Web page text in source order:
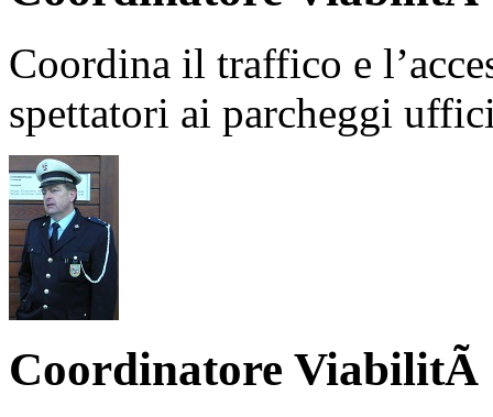
Coordina il traffico e
spettatori ai parcheggi
Coordinatore ViabilitÃ